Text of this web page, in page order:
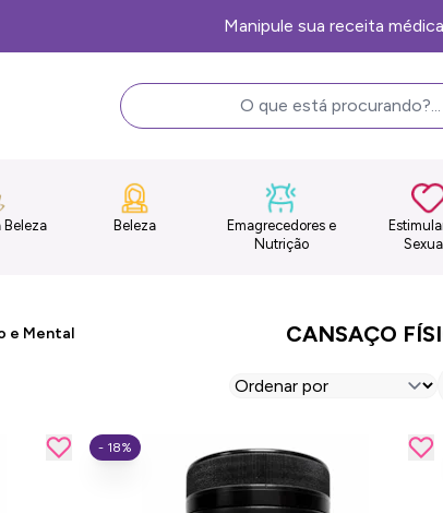
5% de desconto extra pagando no pix
Beleza Beleza
Emagrecedores e
Nutrição
e Mental CANSAÇO
- 18%